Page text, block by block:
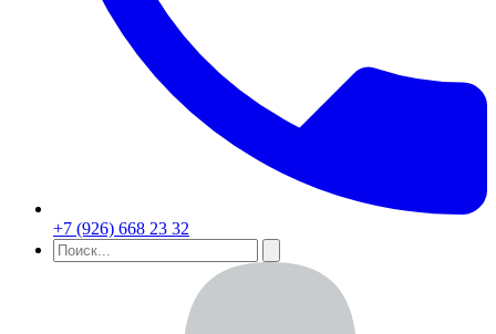
+7 (926) 668 23 32